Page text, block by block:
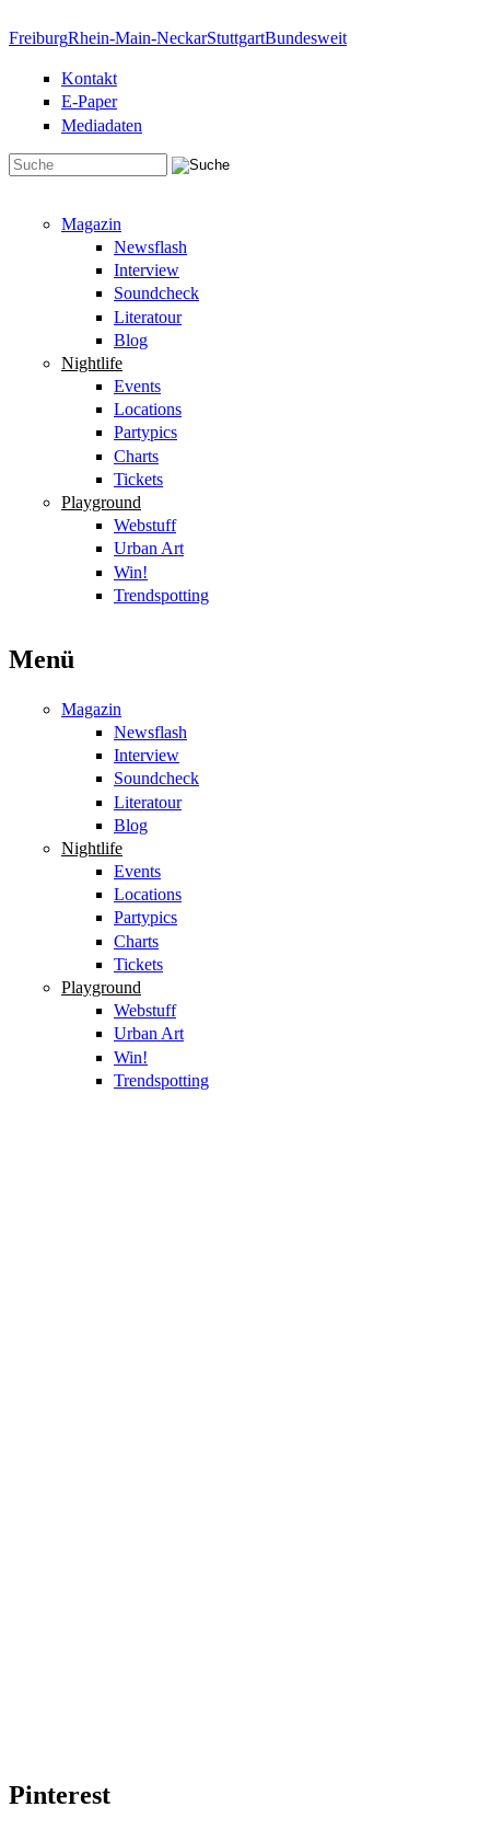
FreiburgRhein-Main-NeckarStuttgartBundesweit
Kontakt
E-Paper
Mediadaten
Magazin
Newsflash
Interview
Soundcheck
Literatour
Blog
Nightlife
Events
Locations
Partypics
Charts
Tickets
Playground
Webstuff
Urban Art
Win!
Trendspotting
Menü
Magazin
Newsflash
Interview
Soundcheck
Literatour
Blog
Nightlife
Events
Locations
Partypics
Charts
Tickets
Playground
Webstuff
Urban Art
Win!
Trendspotting
Pinterest